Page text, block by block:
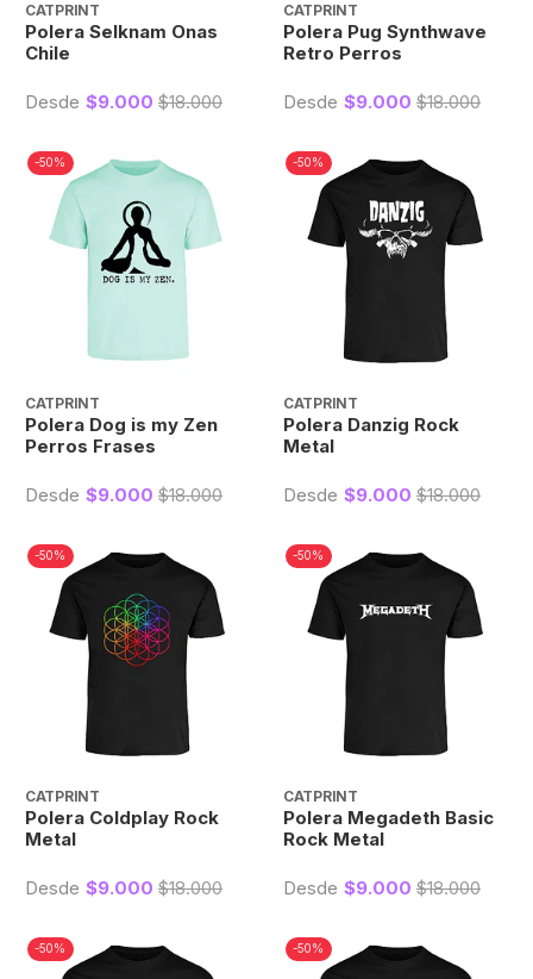
CATPRINT
Polera Selknam Onas
Chile
Desde $9.000 $18.000
CATPRINT
Polera Pug Synthwave
Retro Perros
Desde $9.000 $18.000
-50%
CATPRINT
Polera Dog is my Zen
Perros Frases
Desde $9.000 $18.000
-50%
CATPRINT
Polera Danzig Rock
Metal
Desde $9.000 $18.000
-50%
CATPRINT
Polera Coldplay Rock
Metal
Desde $9.000 $18.000
-50%
CATPRINT
Polera Megadeth Basic
Rock Metal
Desde $9.000 $18.000
-50% -50%